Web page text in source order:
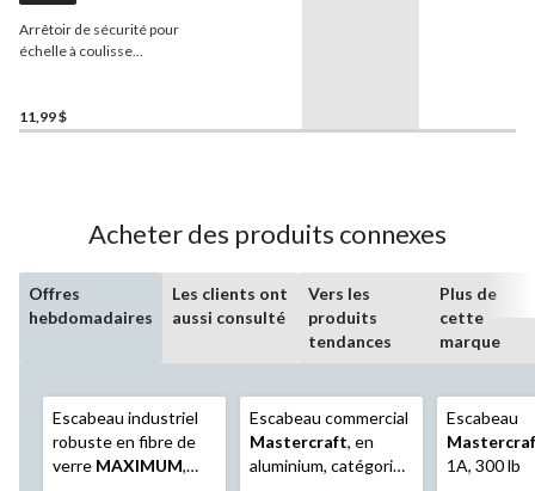
Arrêtoir de sécurité pour
échelle à coulisse
11,99 $
Acheter des produits connexes
Offres
hebdomadaires
Les clients ont
aussi consulté
Vers les
produits
tendances
Plus de
cette
marque
Escabeau industriel
robuste en fibre de
verre MAXIMUM,
Escabeau commercial
Mastercraft, en
aluminium, catégorie
Escabeau
1A, 300 lb